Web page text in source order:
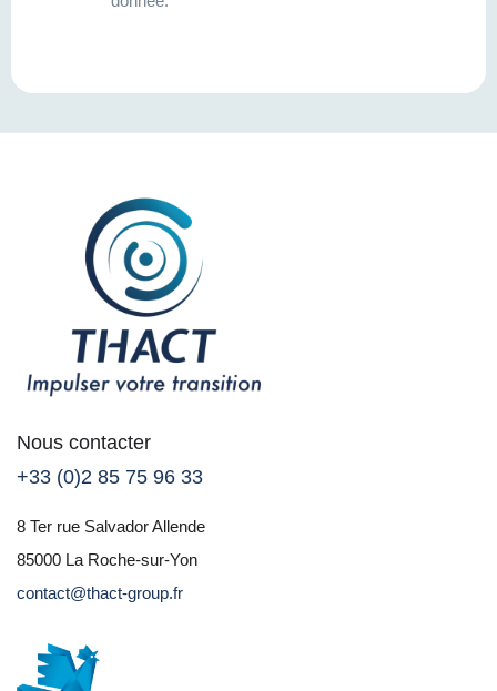
Nous contacter
+33 (0)2 85 75 96 33
8 Ter rue Salvador Allende
85000 La Roche-sur-Yon
contact@thact-group.fr